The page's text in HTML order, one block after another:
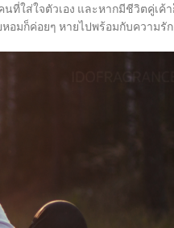
ที่ใส่ใจตัวเอง และหากมีชีวิตคู่เค้
อมก็ค่อยๆ หายไปพร้อมกับความรัก